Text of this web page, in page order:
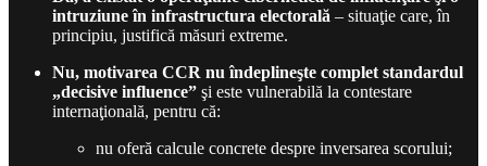
intruziune în infrastructura electorală – situaţie care, în
principiu, justifică măsuri extreme.
Nu, motivarea CCR nu îndeplineşte complet standardul
„decisive influence” şi este vulnerabilă la contestare
internaţională, pentru că:
nu oferă calcule concrete despre inversarea scorului;